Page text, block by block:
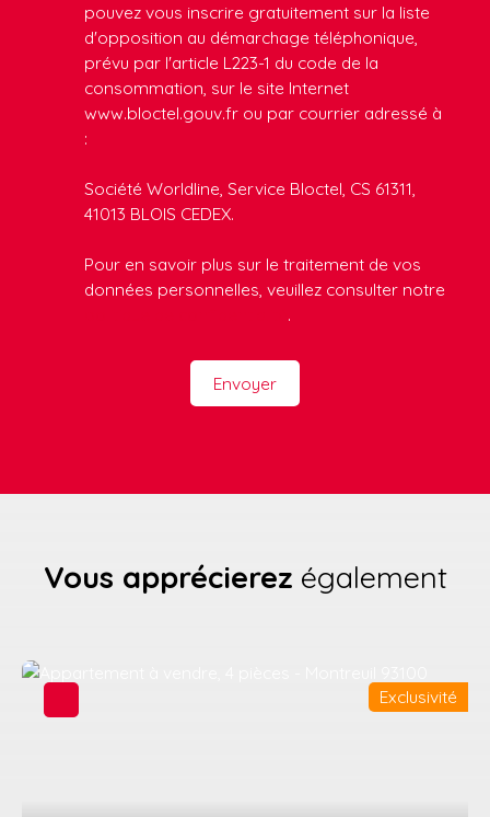
pouvez vous inscrire gratuitement sur la liste
d'opposition au démarchage téléphonique,
prévu par l'article L223-1 du code de la
consommation, sur le site Internet
www.bloctel.gouv.fr ou par courrier adressé à
:
Société Worldline, Service Bloctel, CS 61311,
41013 BLOIS CEDEX.
Pour en savoir plus sur le traitement de vos
données personnelles, veuillez consulter notre
.
Envoyer
Vous apprécierez également
Exclusivité